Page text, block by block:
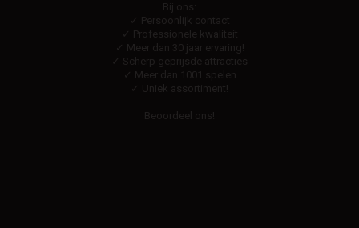
Bij ons:
✓ Persoonlijk contact
✓ Professionele kwaliteit
✓ Meer dan 30 jaar ervaring!
✓ Scherp geprijsde attracties
✓ Meer dan 1001 spelen
✓ Uniek assortiment!
Beoordeel ons!